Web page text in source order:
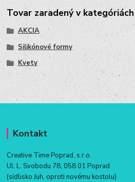
Tovar zaradený v kategóriách
AKCIA
Silikónové formy
Kvety
Kontakt
Creative Time Poprad, s.r.o.
Ul. L. Svobodu 78, 058 01 Poprad
(sídlisko Juh, oproti novému kostolu)